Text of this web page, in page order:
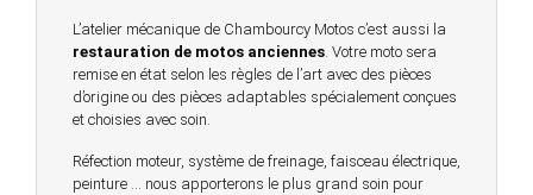
L’atelier mécanique de Chambourcy Motos c’est aussi la
restauration de motos anciennes . Votre moto sera
remise en état selon les règles de l’art avec des pièces
d’origine ou des pièces adaptables spécialement conçues
et choisies avec soin.
Réfection moteur, système de freinage, faisceau électrique,
peinture … nous apporterons le plus grand soin pour